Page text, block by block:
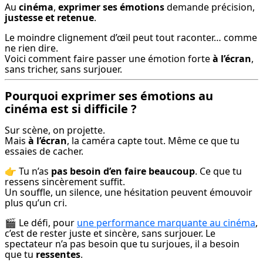
Au cinéma, exprimer ses émotions
justesse et retenue.
Le moindre clignement d’œil peut tout raconter… comme
ne rien dire.
Voici comment faire passer une émotion forte à l’écran,
sans tricher, sans surjouer.
Pourquoi exprimer ses émotions au
cinéma est si difficile ?
Sur scène, on projette.
Mais à l’écran, la caméra capte tout. Même ce que tu
essaies de cacher.
👉 Tu n’as pas besoin d’en faire beaucoup. Ce que tu
ressens sincèrement suffit.
Un souffle, un silence, une hésitation peuvent émouvoir
plus qu’un cri.
🎬 Le défi, pour une performance marquante au cinéma,
c’est de rester juste et sincère, sans surjouer. Le
spectateur n’a pas besoin que tu surjoues, il a besoin
que tu ressentes.